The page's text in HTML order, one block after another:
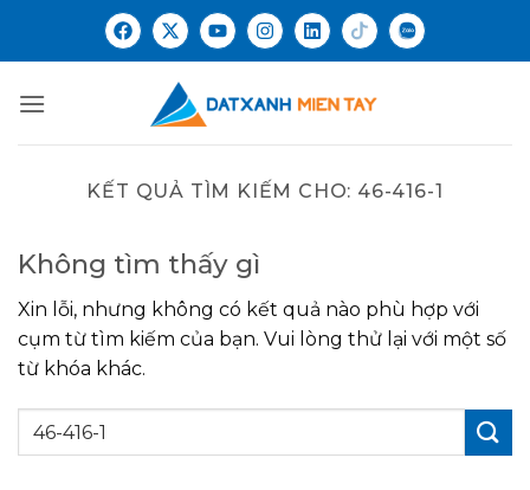
KẾT QUẢ TÌM KIẾM CHO: 46-416-1
Không tìm thấy gì
Xin lỗi, nhưng không có kết quả nào phù hợp với
cụm từ tìm kiếm của bạn. Vui lòng thử lại với một số
từ khóa khác.